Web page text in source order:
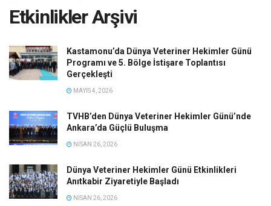
Etkinlikler Arşivi
Kastamonu’da Dünya Veteriner Hekimler Günü
Programı ve 5. Bölge İstişare Toplantısı
Gerçekleşti
MAYIS 4, 2026
TVHB’den Dünya Veteriner Hekimler Günü’nde
Ankara’da Güçlü Buluşma
NISAN 26, 2026
Dünya Veteriner Hekimler Günü Etkinlikleri
Anıtkabir Ziyaretiyle Başladı
NISAN 26, 2026